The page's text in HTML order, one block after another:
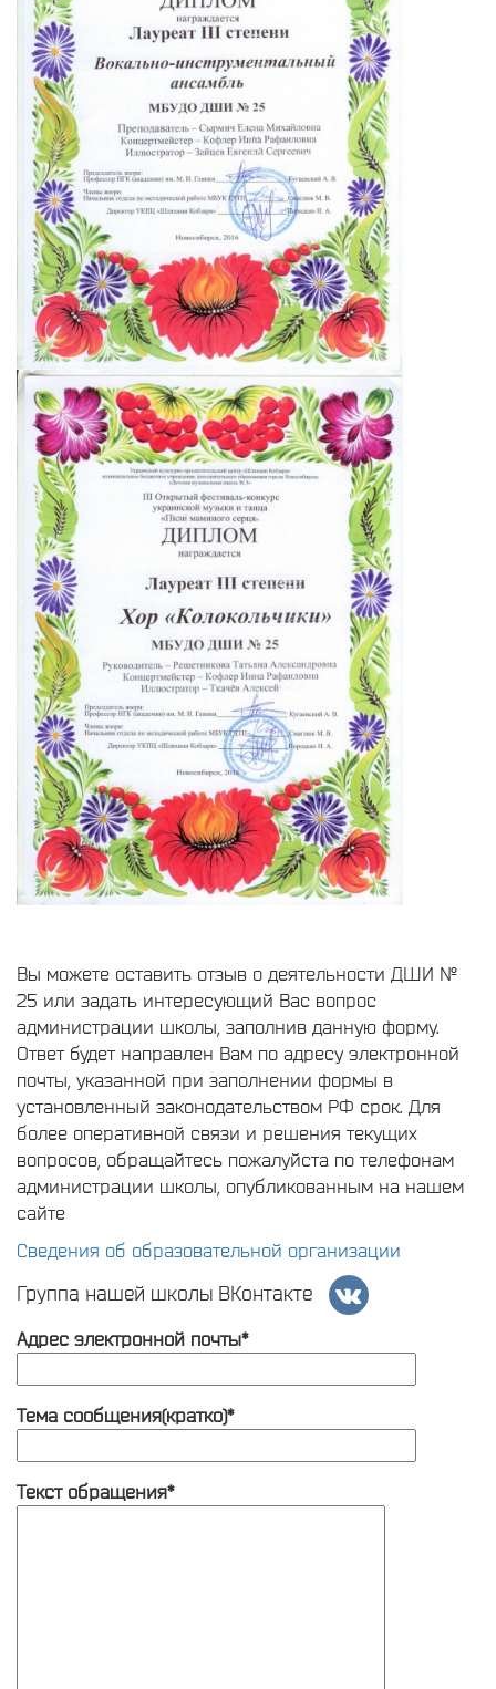
Вы можете оставить отзыв о деятельности ДШИ №
25 или задать интересующий Вас вопрос
администрации школы, заполнив данную форму.
Ответ будет направлен Вам по адресу электронной
почты, указанной при заполнении формы в
установленный законодательством РФ срок. Для
более оперативной связи и решения текущих
вопросов, обращайтесь пожалуйста по телефонам
администрации школы, опубликованным на нашем
сайте
Сведения об образовательной организации
Группа нашей школы ВКонтакте
Адрес электронной почты*
Тема сообщения(кратко)*
Текст обращения*